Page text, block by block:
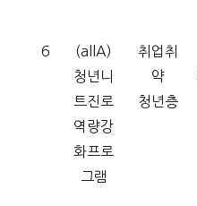
6
(allA)
청년니
트진로
역량강
화프로
그램
취업취
약
청년층